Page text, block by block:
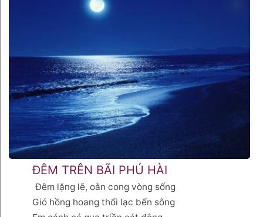
ĐÊM TRÊN BÃI PHÚ HÀI
Đêm lặng lẽ, oằn cong vòng sống
Gió hồng hoang thổi lạc bến sông